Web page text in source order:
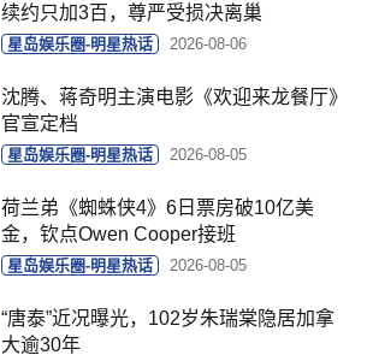
续约只加3百，尊严受损决离巢
星岛娱乐圈-明星热话 2026-08-06
沈腾、蒋奇明主演电影《欢迎来龙餐厅》
官宣定档
星岛娱乐圈-明星热话 2026-08-05
荷兰弟《蜘蛛侠4》6日票房破10亿美
金，钦点Owen Cooper接班
星岛娱乐圈-明星热话 2026-08-05
“唐泰”近况曝光，102岁朱瑞棠隐居加拿
大逾30年